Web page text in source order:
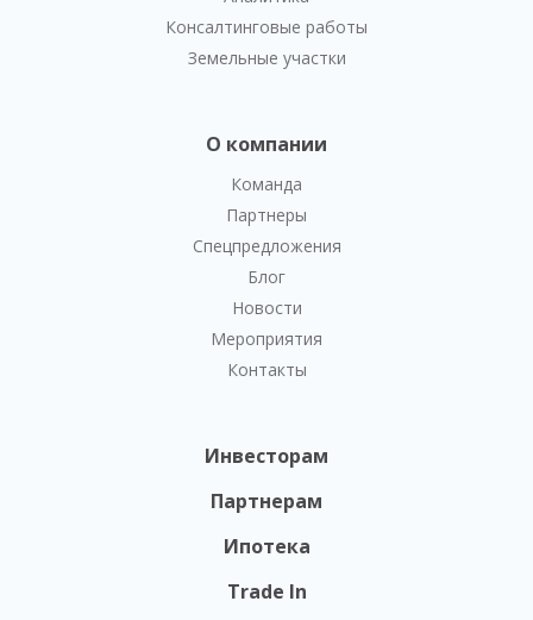
Консалтинговые работы
Земельные участки
О компании
Команда
Партнеры
Спецпредложения
Блог
Новости
Мероприятия
Контакты
Инвесторам
Партнерам
Ипотека
Trade In